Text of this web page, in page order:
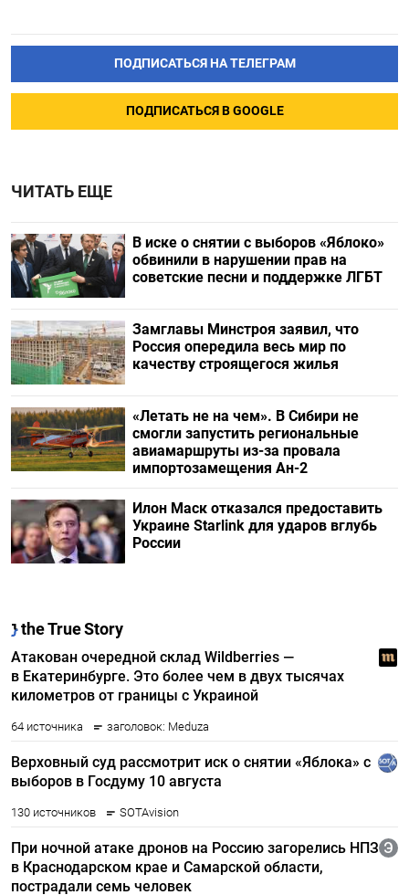
ПОДПИСАТЬСЯ НА ТЕЛЕГРАМ
ПОДПИСАТЬСЯ В GOOGLE
ЧИТАТЬ ЕЩЕ
В иске о снятии с выборов «Яблоко»
обвинили в нарушении прав на
советские песни и поддержке ЛГБТ
Замглавы Минстроя заявил, что
Россия опередила весь мир по
качеству строящегося жилья
«Летать не на чем». В Сибири не
смогли запустить региональные
авиамаршруты из-за провала
импортозамещения Ан-2
Илон Маск отказался предоставить
Украине Starlink для ударов вглубь
России